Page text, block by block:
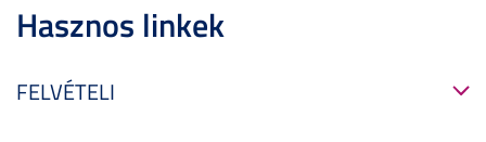
Hasznos linkek
FELVÉTELI